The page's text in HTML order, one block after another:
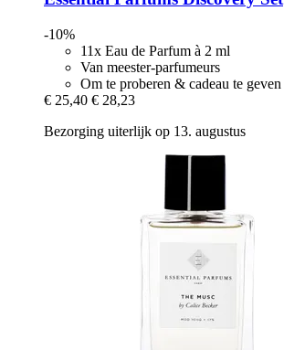
-10%
11x Eau de Parfum à 2 ml
Van meester-parfumeurs
Om te proberen & cadeau te geven
€ 25,40 € 28,23
Bezorging uiterlijk op 13. augustus